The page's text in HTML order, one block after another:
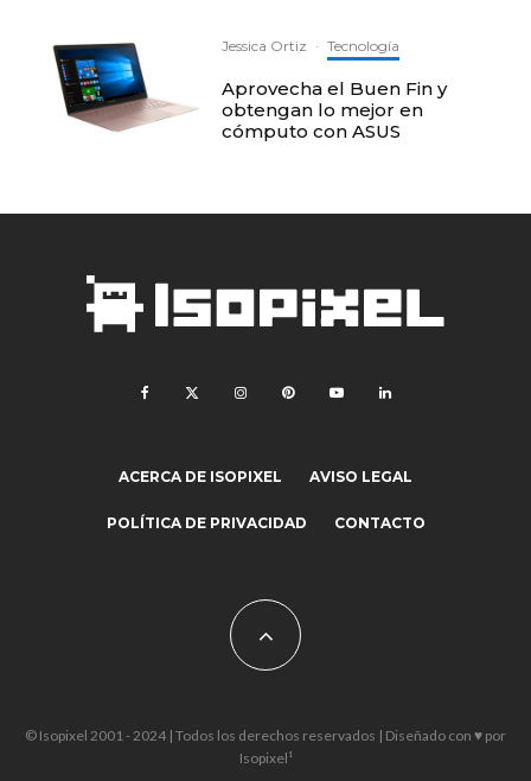
Jessica Ortiz · Tecnología
Aprovecha el Buen Fin y
obtengan lo mejor en
cómputo con ASUS
ACERCA DE ISOPIXEL AVISO LEGAL
POLÍTICA DE PRIVACIDAD CONTACTO
© Isopixel 2001 - 2024 | Todos los derechos reservados | Diseñado con ♥ por
Isopixel¹